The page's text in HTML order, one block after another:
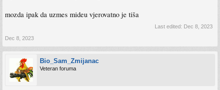
mozda ipak da uzmes mideu vjerovatno je tiša
Last edited: Dec 8, 2023
Dec 8, 2023
Bio_Sam_Zmijanac
Veteran foruma